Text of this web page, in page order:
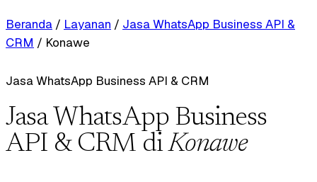
Beranda / Layanan / Jasa WhatsApp Business API &
CRM / Konawe
Jasa WhatsApp Business API & CRM
Jasa WhatsApp Business
API & CRM diKonawe